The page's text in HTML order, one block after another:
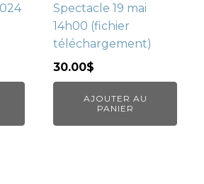
Spectacle 19 mai
14h00 (fichier
téléchargement)
30.00$
AJOUTER AU
PANIER